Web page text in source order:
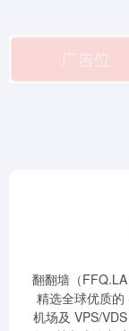
翻翻墙（
精选全球优质的
机场及 VPS/